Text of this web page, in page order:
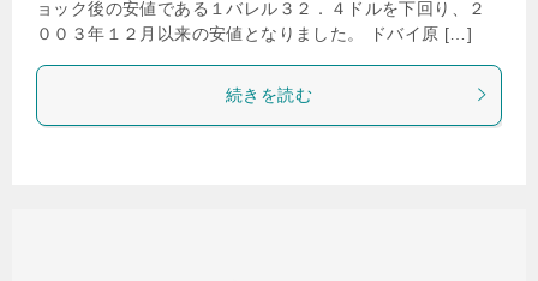
ョック後の安値である１バレル３２．４ドルを下回り、２
００３年１２月以来の安値となりました。 ドバイ原 […]
続きを読む